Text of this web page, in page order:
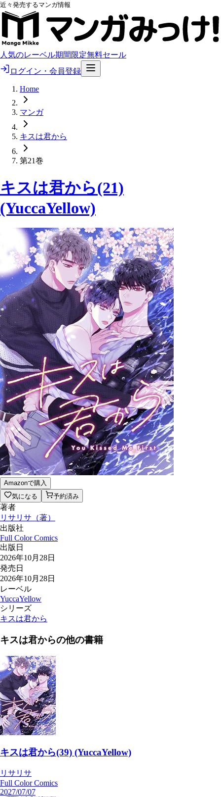
近々発売するマンガ情報
人気のレーベル期間限定無料セール
ログイン・会員登録
Home
マンガ
キスは君から
第21巻
キスは君から(21)
(YuccaYellow)
Amazonで購入
気になる
予約済み
著者
リサリサ （著）
出版社
Full Color Comics
出版日
2026年10月28日
発売日
2026年10月28日
レーベル
YuccaYellow
シリーズ
キスは君から
キスは君からの他の書籍
キスは君から(39) (YuccaYellow)
リサリサ
Full Color Comics
2027/07/07